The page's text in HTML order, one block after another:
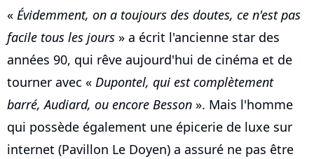
« Évidemment, on a toujours des doutes, ce n'est pas
facile tous les jours » a écrit l'ancienne star des
années 90, qui rêve aujourd'hui de cinéma et de
tourner avec « Dupontel, qui est complètement
barré, Audiard, ou encore Besson ». Mais l'homme
qui possède également une épicerie de luxe sur
internet (Pavillon Le Doyen) a assuré ne pas être